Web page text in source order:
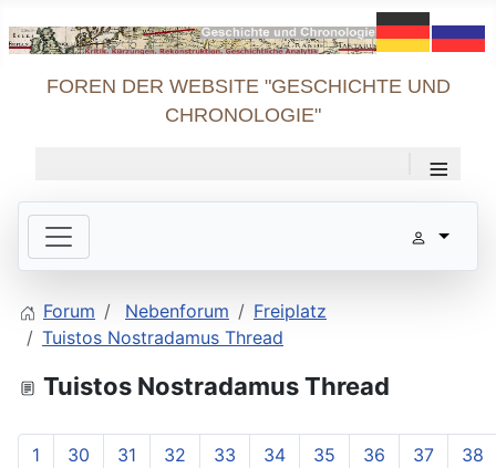
FOREN DER WEBSITE "GESCHICHTE UND
CHRONOLOGIE"
≡
Forum Nebenforum
Freiplatz
Tuistos Nostradamus Thread
Tuistos Nostradamus Thread
1 30 31 32 33 34 35 36 37 38